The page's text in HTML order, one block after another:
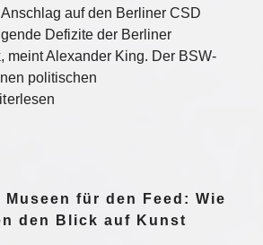
auf den Berliner CSD
Defizite der Berliner
meint Alexander King. Der BSW-
politischen
Museen für den Feed: Wie
den Blick auf Kunst